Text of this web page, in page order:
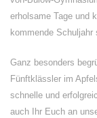
erholsame Tage und
kommende Schuljahr
Ganz besonders
Fünftklässler im
schnelle und
auch Ihr Euch an